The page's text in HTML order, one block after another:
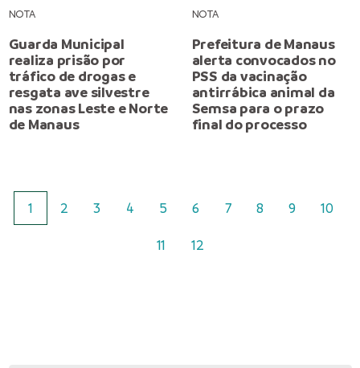
NOTA
Guarda Municipal
realiza prisão por
tráfico de drogas e
resgata ave silvestre
nas zonas Leste e Norte
de Manaus
NOTA
Prefeitura de Manaus
alerta convocados no
PSS da vacinação
antirrábica animal da
Semsa para o prazo
final do processo
1 2 3 4 5 6 7 8 9 10
11 12